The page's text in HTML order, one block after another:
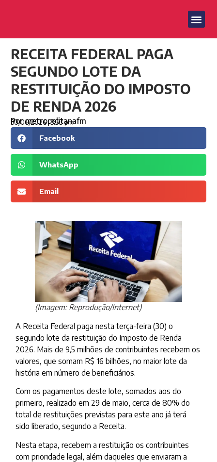
RECEITA FEDERAL PAGA
SEGUNDO LOTE DA
RESTITUIÇÃO DO IMPOSTO
DE RENDA 2026
Pormetropolitanafm
30/06/2026 3:58 pm
Facebook
WhatsApp
Email
(Imagem: Reprodução/Internet)
A Receita Federal paga nesta terça-feira (30) o
segundo lote da restituição do Imposto de Renda
2026. Mais de 9,5 milhões de contribuintes recebem os
valores, que somam R$ 16 bilhões, no maior lote da
história em número de beneficiários.
Com os pagamentos deste lote, somados aos do
primeiro, realizado em 29 de maio, cerca de 80% do
total de restituições previstas para este ano já terá
sido liberado, segundo a Receita.
Nesta etapa, recebem a restituição os contribuintes
com prioridade legal, além daqueles que enviaram a